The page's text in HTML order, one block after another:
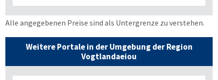
Alle angegebenen Preise sind als Untergrenze zu verstehen.
Weitere Portale in der Umgebung der Region
Vogtlandaeiou